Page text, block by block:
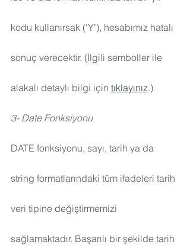
kodu kullanırsak (‘Y’), hesabımız hatalı
sonuç verecektir. (İlgili semboller ile
alakalı detaylı bilgi için tıklayınız.)
3- Date Fonksiyonu
DATE fonksiyonu, sayı, tarih ya da
string formatlarındaki tüm ifadeleri tarih
veri tipine değiştirmemizi
sağlamaktadır. Başarılı bir şekilde tarih